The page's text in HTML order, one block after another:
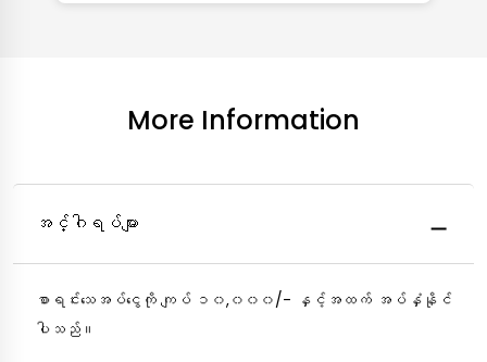
More Information
အင်္ဂါရပ်များ
စာရင်းသေအပ်ငွေကို ကျပ် ၁၀,၀၀၀/- နှင့်အထက် အပ်နှံနိုင်
ပါသည်။